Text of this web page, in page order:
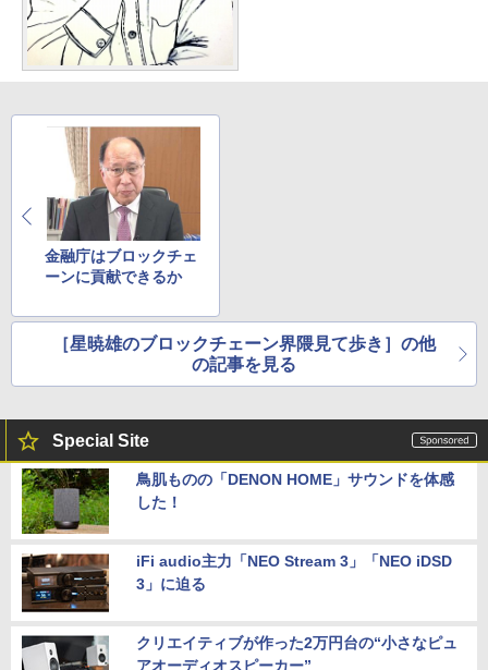
金融庁はブロックチェ
ーンに貢献できるか
［星暁雄のブロックチェーン界隈見て歩き］の他
の記事を見る
Special Site
鳥肌ものの「DENON HOME」サウンドを体感
した！
iFi audio主力「NEO Stream 3」「NEO iDSD
3」に迫る
クリエイティブが作った2万円台の“小さなピュ
アオーディオスピーカー”